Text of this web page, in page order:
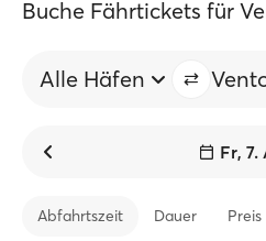
Buche Fährtickets für
Alle Häfen
Fr, 7.
Abfahrtszeit Dauer Preis